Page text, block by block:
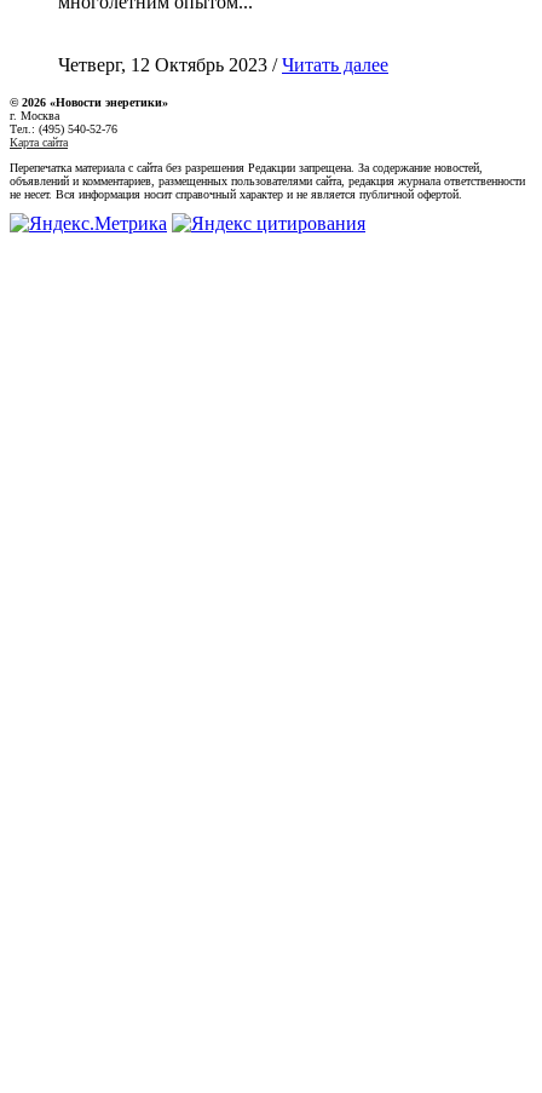
Четверг, 12 Октябрь 2023 /Читать далее
© 2026 «Новости энеретики»
г. Москва
Тел.: (495) 540-52-76
Карта сайта
Перепечатка материала с сайта без разрешения Редакции запрещена. За содержание новостей,
объявлений и комментариев, размещенных пользователями сайта, редакция журнала ответственности
не несет. Вся информация носит справочный характер и не является публичной офертой.